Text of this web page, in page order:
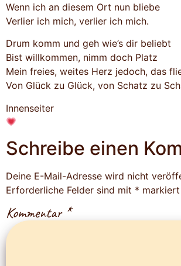
Wenn ich an diesem Ort nun bliebe
Verlier ich mich, verlier ich mich.
Drum komm und geh wie’s dir beliebt
Bist willkommen, nimm doch Platz
Mein freies, weites Herz jedoch, das
Von Glück zu Glück, von Schatz zu
Innenseiter
Schreibe einen
Deine E-Mail-Adresse wird nicht
Erforderliche Felder sind mit * markiert
Kommentar *